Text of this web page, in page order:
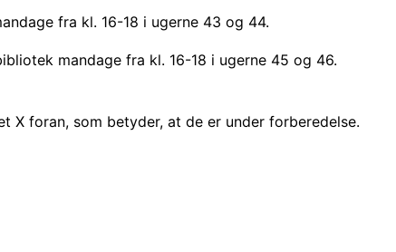
fra kl. 16-18 i ugerne 43 og 44.
mandage fra kl. 16-18 i ugerne 45 og 46.
X foran, som betyder, at de er under forberedelse.